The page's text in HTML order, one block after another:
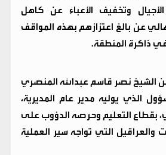
وتخفيف الأعباء عن كاهل
عن بالغ اعتزازهم بهذه المواقف
ذاكرة المنطقة.
الشيخ نصر قاسم عبدالله المنصري
الذي يوليه مدير عام المديرية،
بقطاع التعليم وحرصه الدؤوب على
والعراقيل التي تواجه سير العملية